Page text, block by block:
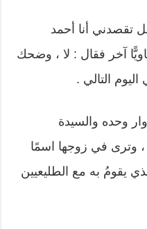
تقصدني أنا أحمد
آخر فقال : لا ، وضحك
اليوم التالي .
وحده والسيدة
، وترى في زوجها اسمًا
يقومُ به مع الطليعيين